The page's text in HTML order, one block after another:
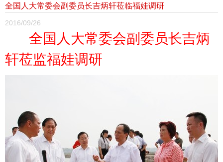
全国人大常委会副委员长吉炳轩莅临福娃调研
2016/09/26
全国人大常委会副委员长吉炳
轩莅监福娃调研